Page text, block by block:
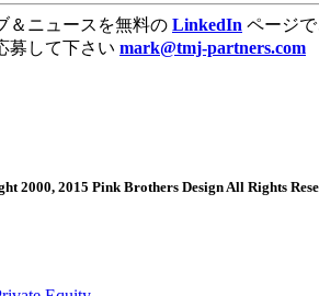
＆ニュースを無料の LinkedIn ページ
募して下さい mark@tmj-partners.com
2000, 2015 Pink Brothers Design All Rights